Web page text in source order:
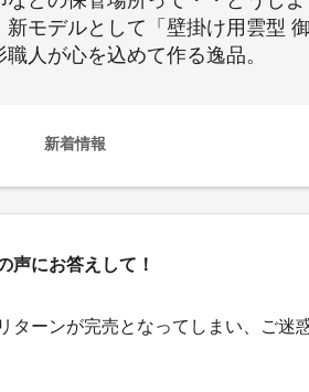
新モデルとして「壁掛け用雲型
人が心を込めて作る逸品。
新着情報
声にお答えして！
ターンが完売となってしまい、ご迷